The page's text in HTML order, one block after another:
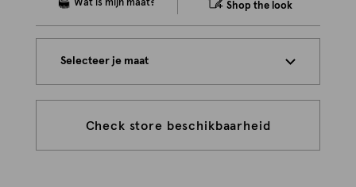
Shop the look
Selecteer je maat
Check store beschikbaarheid